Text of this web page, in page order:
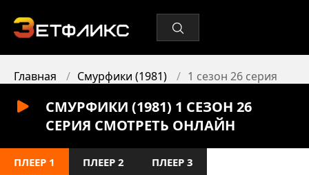
Главная Смурфики (1981) 1 сезон 26 серия
СМУРФИКИ (1981) 1 СЕЗОН 26
СЕРИЯ СМОТРЕТЬ ОНЛАЙН
ПЛЕЕР 1 ПЛЕЕР 2 ПЛЕЕР 3